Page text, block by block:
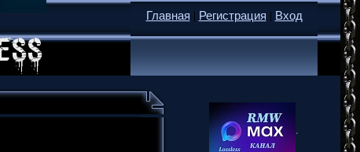
Главная | Регистрация | Вход
.